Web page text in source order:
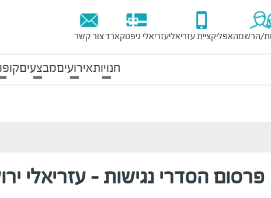
הרשמהאפליקציית עזריאליעזריאלי גיפטקארדצור קשר
חנויותאירועיםמבצעים
פרסום הסדרי נגישות - עזריאלי